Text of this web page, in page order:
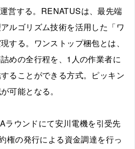
営する。RENATUSは、最先端
ルゴリズム技術を活用した「ワ
する。ワンストップ梱包とは、
めの全行程を、1人の作業者に
ることができる方式。ピッキン
可能となる。
ラウンドにて安川電機を引受先
権の発行による資金調達を行っ